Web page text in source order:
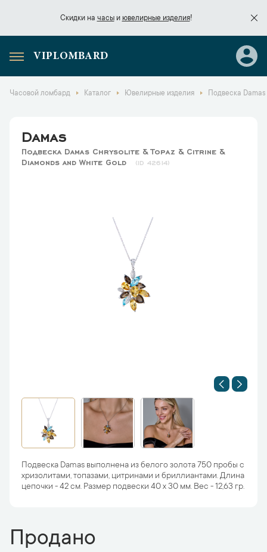
Скидки на часыи ювелирные изделия!
Скидки начасы
VIPLOMBARD
Часовой ломбард Каталог Ювелирные изделия Подвеска
Damas
Подвеска Damas Сhrysolite & Topaz & Citrine &
Diamonds and White Gold
42614
Подвеска Damas выполнена из белого золота 750 пробы с
хризолитами, топазами, цитринами и бриллиантами. Длина
цепочки - 42 см. Размер подвески 40 х 30 мм. Вес - 12,63 гр.
Продано